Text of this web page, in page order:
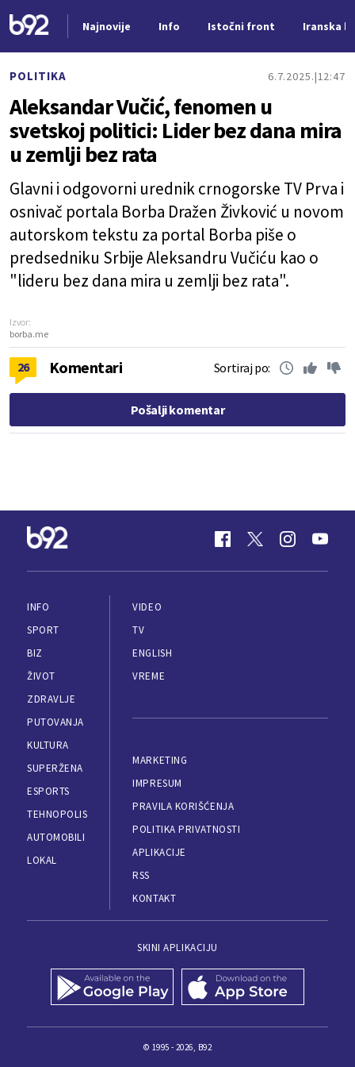
Najnovije Info Istočni front Iranska
POLITIKA 6.7.2025. 12:47
Aleksandar Vučić, fenomen u
svetskoj politici: Lider bez dana mira
u zemlji bez rata
Glavni i odgovorni urednik crnogorske TV Prva i
osnivač portala Borba Dražen Živković u novom
autorskom tekstu za portal Borba piše o
predsedniku Srbije Aleksandru Vučiću kao o
"lideru bez dana mira u zemlji bez rata".
Izvor:
borba.me
26 Komentari Sortiraj po:
Pošalji komentar
INFO
SPORT
BIZ
ŽIVOT
ZDRAVLJE
PUTOVANJA
KULTURA
SUPERŽENA
ESPORTS
TEHNOPOLIS
AUTOMOBILI
LOKAL
VIDEO
TV
ENGLISH
VREME
MARKETING
IMPRESUM
PRAVILA KORIŠĆENJA
POLITIKA PRIVATNOSTI
APLIKACIJE
RSS
KONTAKT
SKINI APLIKACIJU
© 1995 - 2026, B92